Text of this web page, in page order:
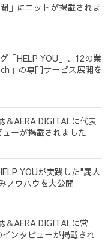
」にニットが掲載されま
「HELP YOU」、12の業
」の専門サービス展開を
＆AERA DIGITALに代表
ーが掲載されました
YOUが実践した"属人
ノウハウを大公開
＆AERA DIGITALに営
ンタビューが掲載され